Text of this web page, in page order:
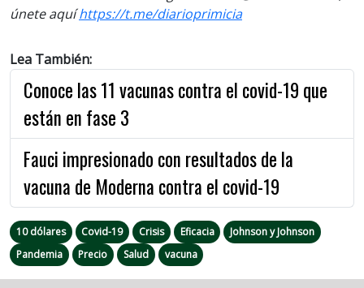
únete aquíhttps://t.me/diarioprimicia
Lea También:
Conoce las 11 vacunas contra el covid-19 que
están en fase 3
Fauci impresionado con resultados de la
vacuna de Moderna contra el covid-19
10 dólares Covid-19 Crisis Eficacia
Johnson y Johnson
Pandemia
Precio Salud vacuna